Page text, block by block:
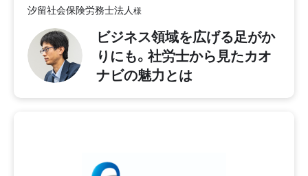
汐留社会保険労務士法人
ビジネス領域を広げる足がか
りにも。社労士から見たカオ
ナビの魅力とは